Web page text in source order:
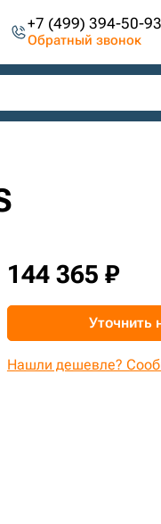
+7 (499) 394-50-93
Обратный звонок
144 365 ₽
Уточнить
Нашли дешевле?